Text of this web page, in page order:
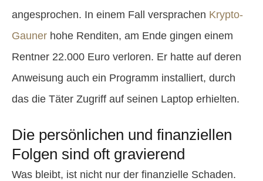
angesprochen. In einem Fall versprachen Krypto-
Gauner hohe Renditen, am Ende gingen einem
Rentner 22.000 Euro verloren. Er hatte auf deren
Anweisung auch ein Programm installiert, durch
das die Täter Zugriff auf seinen Laptop erhielten.
Die persönlichen und finanziellen
Folgen sind oft gravierend
Was bleibt, ist nicht nur der finanzielle Schaden.